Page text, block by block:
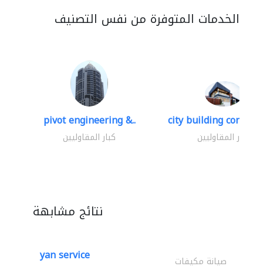
الخدمات المتوفرة من نفس التصنيف
pivot engineering &..
كبار المقاوليين
city building
كبار المقاوليين
نتائج مشابهة
yan service صيانة مكيفات